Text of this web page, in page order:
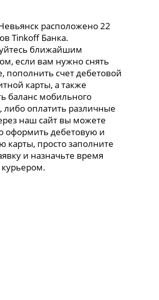
расположено 22
Tinkoff Банка.
ближайшим
если вам нужно снять
пополнить счет дебетовой
карты, а также
баланс мобильного
либо оплатить различные
наш сайт вы можете
оформить дебетовую и
карты, просто заполните
и назначьте время
курьером.